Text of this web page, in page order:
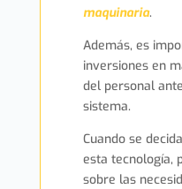
maquinaria.
Además, es
inversiones en
del personal
sistema.
Cuando se
esta tecnología,
sobre las